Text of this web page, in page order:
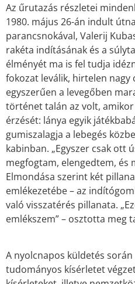
Az űrutazás részletei
1980. május 26-án indult
parancsnokával, Valerij
rakéta indításának és a
élményét ma is fel tudja
fokozat leválik, hirtelen nagy
egyszerűen a levegőben
történet talán az volt,
érzését: lánya egyik
gumiszalagja a lebegés
kabinban. „Egyszer csak ott
megfogtam, elengedtem, és
Elmondása szerint két
emlékezetébe – az
való visszatérés pillanata.
emlékszem” – osztotta meg
A nyolcnapos küldetés
tudományos kísérletet